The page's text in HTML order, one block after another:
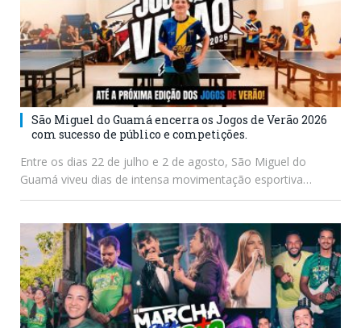
São Miguel do Guamá encerra os Jogos de Verão 2026
com sucesso de público e competições.
Entre os dias 22 de julho e 2 de agosto, São Miguel do
Guamá viveu dias de intensa movimentação esportiva…